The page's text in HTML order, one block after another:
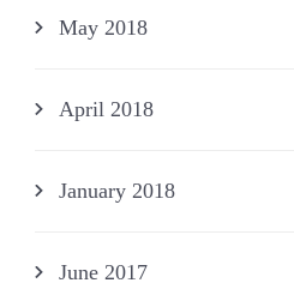
May 2018
April 2018
January 2018
June 2017